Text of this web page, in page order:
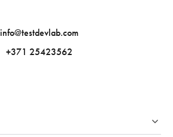
info@testdevlab.com
+371 25423562